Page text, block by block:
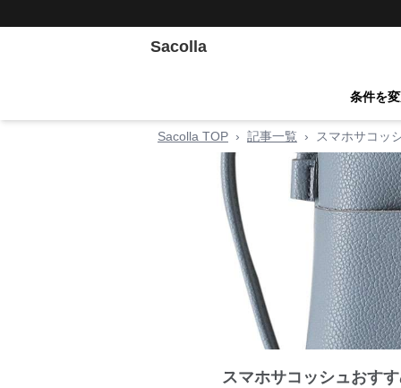
Sacolla
条件を
Sacolla TOP › 記事一覧 › スマホサコッ
スマホサコッシュおす